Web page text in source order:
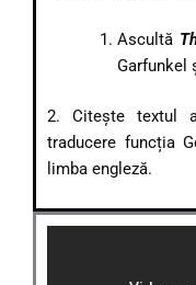
Ascultă
Garfunkel
2. Citește textul
traducere funcția
limba engleză.